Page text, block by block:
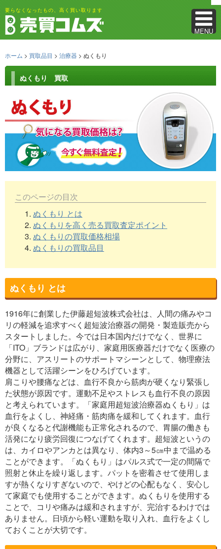
MENU
要らなくなったもの、高く買い取ります
ホーム > 買取品目 > 治療器 > ぬくもり
ぬくもり 買取
このページの目次
1. ぬくもり とは
2. ぬくもりを高く売る買取査定ポイント
3. ぬくもりの買取価格相場
4. ぬくもりの買取品目
ぬくもり とは
1916年に創業した伊藤超短波株式会社は、人間の痛みやコ
リの軽減を追求すべく超短波治療器の開発・製造販売から
スタートしました。今では日本国内だけでなく、世界に
「ITO」ブランドは広がり、家庭用医療器だけでなく医療の
分野に、アスリートのサポートマシーンとして、物理療法
機器として活躍シーンをひろげています。
肩こりや腰痛などは、血行不良から筋肉が硬くなり緊張し
た状態が原因です。運動不足やストレスも血行不良の原因
と考えられています。「家庭用超短波治療器ぬくもり」は
血行をよくし、神経痛・筋肉痛を緩和してくれます。血行
が良くなると代謝機能も正常化されるので、胃腸の働きも
活発になり疲労回復につなげてくれます。超短波というの
は、カイロやアンカとは異なり、体内3～5㎝中まで温める
ことができます。「ぬくもり」はパルス式で一定の間隔で
照射と休止を繰り返します。パットを密着させて使用しま
すが熱くなりすぎないので、やけどの心配もなく、安心し
て家庭でも使用することができます。ぬくもりを使用する
ことで、コリや痛みは緩和されますが、完治するわけでは
ありません。日頃から軽い運動を取り入れ、血行をよくし
ておくことが大切です。